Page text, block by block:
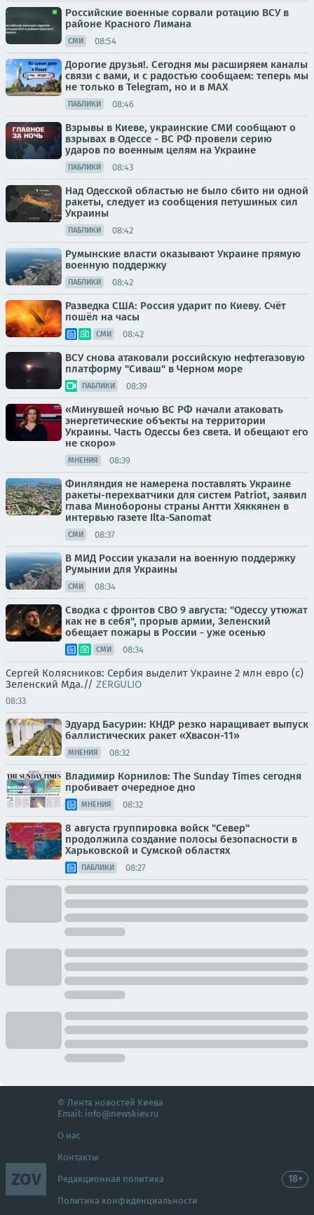
Российские военные сорвали ротацию ВСУ в
районе Красного Лимана
СМИ 08:54
Дорогие друзья!. Сегодня мы расширяем каналы
связи с вами, и с радостью сообщаем: теперь мы
не только в Telegram, но и в МАХ
ПАБЛИКИ 08:46
Взрывы в Киеве, украинские СМИ сообщают о
взрывах в Одессе - ВС РФ провели серию
ударов по военным целям на Украине
ПАБЛИКИ 08:43
Над Одесской областью не было сбито ни одной
ракеты, следует из сообщения петушиных сил
Украины
ПАБЛИКИ 08:42
Румынские власти оказывают Украине прямую
военную поддержку
ПАБЛИКИ 08:42
Разведка США: Россия ударит по Киеву. Счёт
пошёл на часы
СМИ 08:42
ВСУ снова атаковали российскую нефтегазовую
платформу "Сиваш" в Черном море
ПАБЛИКИ 08:39
«Минувшей ночью ВС РФ начали атаковать
энергетические объекты на территории
Украины. Часть Одессы без света. И обещают его
не скоро»
МНЕНИЯ 08:39
Финляндия не намерена поставлять Украине
ракеты-перехватчики для систем Patriot, заявил
глава Минобороны страны Антти Хяккянен в
интервью газете Ilta-Sanomat
СМИ 08:37
В МИД России указали на военную поддержку
Румынии для Украины
СМИ 08:34
Сводка с фронтов СВО 9 августа: "Одессу утюжат
как не в себя", прорыв армии, Зеленский
обещает пожары в России - уже осенью
СМИ 08:34
Сергей Колясников: Сербия выделит Украине 2 млн евро (с)
Зеленский Мда.// ZERGULIO
08:33
Эдуард Басурин: КНДР резко наращивает выпуск
баллистических ракет «Хвасон-11»
МНЕНИЯ 08:32
Владимир Корнилов: The Sunday Times сегодня
пробивает очередное дно
МНЕНИЯ 08:32
8 августа группировка войск "Север"
продолжила создание полосы безопасности в
Харьковской и Сумской областях
ПАБЛИКИ 08:27
ZOV
© Лента новостей Киева
Email: info@newskiev.ru
О нас
Контакты
Редакционная политика
Политика конфиденциальности
18+